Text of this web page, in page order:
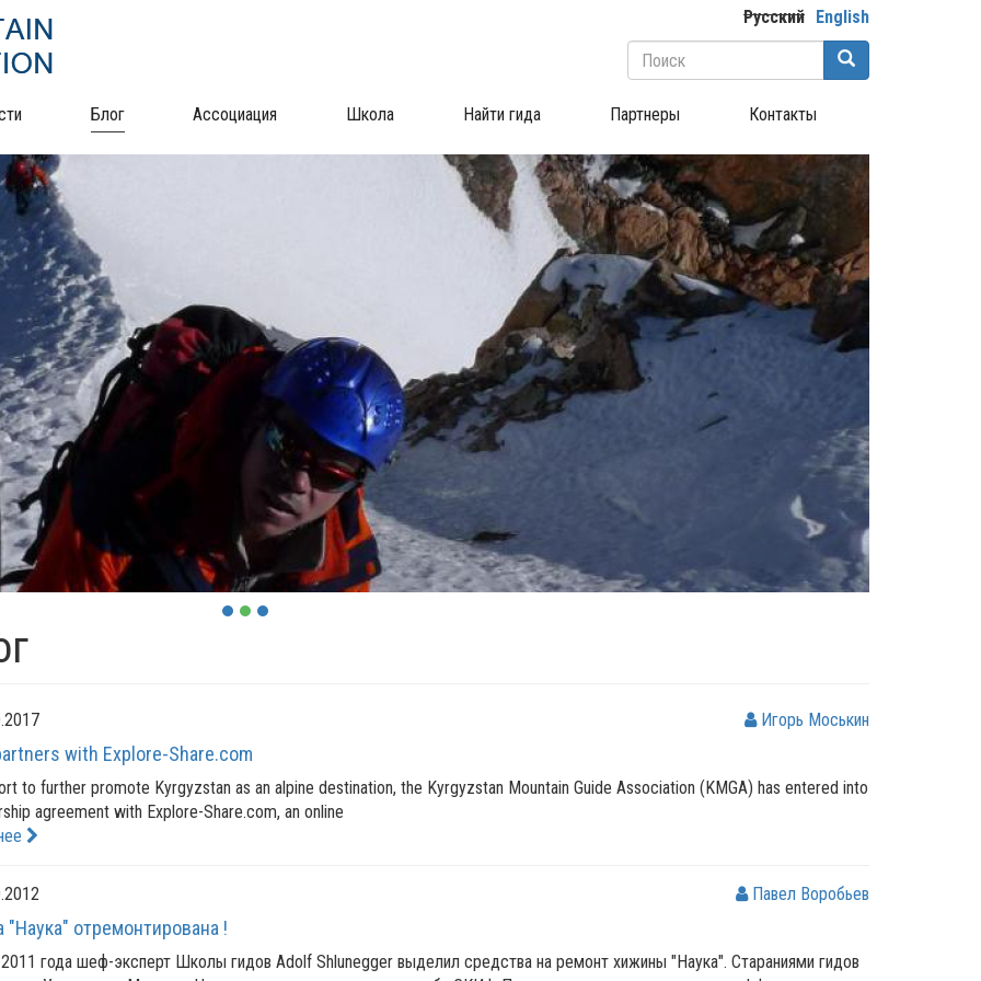
Русский English
Форма
поиска
Блог Ассоциация Школа Найти гида Партнеры Контакты
Игорь Моськин
with Explore-Share.com
to further promote Kyrgyzstan as an alpine destination, the Kyrgyzstan Mountain Guide Association (KMGA) has entered into
agreement with Explore-Share.com, an online
Павел Воробьев
отремонтирована !
года шеф-эксперт Школы гидов Adolf Shlunegger выделил средства на ремонт хижины "Наука". Стараниями гидов